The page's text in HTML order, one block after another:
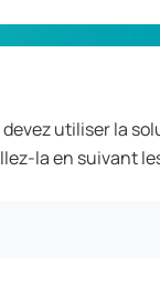
utiliser la
la en suivant